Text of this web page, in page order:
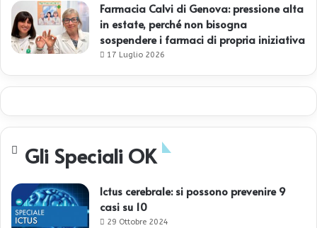
Farmacia Calvi di Genova: pressione alta
in estate, perché non bisogna
sospendere i farmaci di propria iniziativa
17 Luglio 2026
Gli Speciali OK
Ictus cerebrale: si possono prevenire 9
casi su 10
29 Ottobre 2024